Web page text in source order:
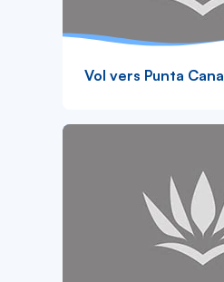
Vol vers Punta Cana